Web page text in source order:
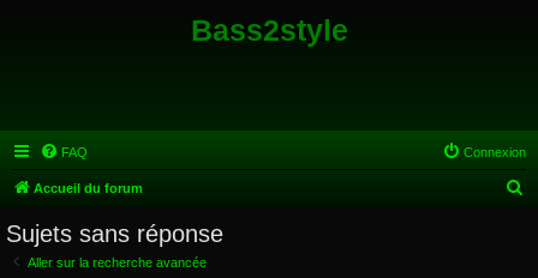
Bass2style
FAQ Connexion
Accueil du forum
Sujets sans réponse
Aller sur la recherche avancée